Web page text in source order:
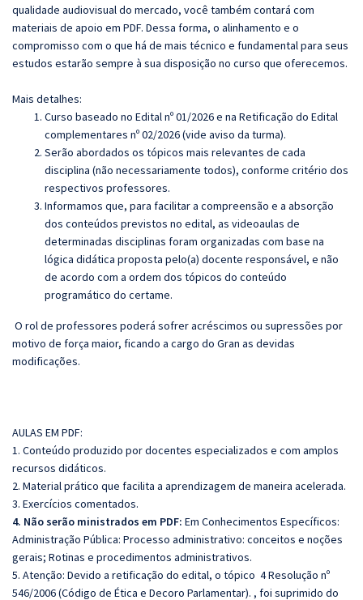
qualidade audiovisual do mercado, você também contará com
materiais de apoio em PDF. Dessa forma, o alinhamento e o
compromisso com o que há de mais técnico e fundamental para seus
estudos estarão sempre à sua disposição no curso que oferecemos.
Mais detalhes:
Curso baseado no Edital nº 01/2026 e na Retificação do Edital
complementares nº 02/2026 (vide aviso da turma).
Serão abordados os tópicos mais relevantes de cada
disciplina (não necessariamente todos), conforme critério dos
respectivos professores.
Informamos que, para facilitar a compreensão e a absorção
dos conteúdos previstos no edital, as videoaulas de
determinadas disciplinas foram organizadas com base na
lógica didática proposta pelo(a) docente responsável, e não
de acordo com a ordem dos tópicos do conteúdo
programático do certame.
O rol de professores poderá sofrer acréscimos ou supressões por
motivo de força maior, ficando a cargo do Gran as devidas
modificações.
AULAS EM PDF:
1. Conteúdo produzido por docentes especializados e com amplos
recursos didáticos.
2. Material prático que facilita a aprendizagem de maneira acelerada.
3. Exercícios comentados.
4. Não serão ministrados em PDF: Em Conhecimentos Específicos:
Administração Pública: Processo administrativo: conceitos e noções
gerais; Rotinas e procedimentos administrativos.
5. Atenção: Devido a retificação do edital, o tópico 4 Resolução nº
546/2006 (Código de Ética e Decoro Parlamentar). , foi suprimido do